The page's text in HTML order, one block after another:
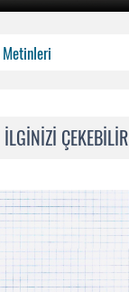
İLGİNİZİ ÇEKEBİLİR